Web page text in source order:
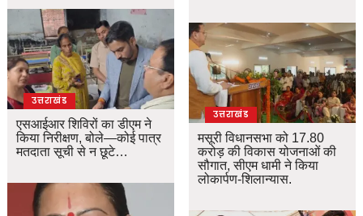
उत्तराखंड
एसआईआर शिविरों का डीएम ने
किया निरीक्षण, बोले—कोई पात्र
मतदाता सूची से न छूटे…
उत्तराखंड
मसूरी विधानसभा को 17.80
करोड़ की विकास योजनाओं की
सौगात, सीएम धामी ने किया
लोकार्पण-शिलान्यास.